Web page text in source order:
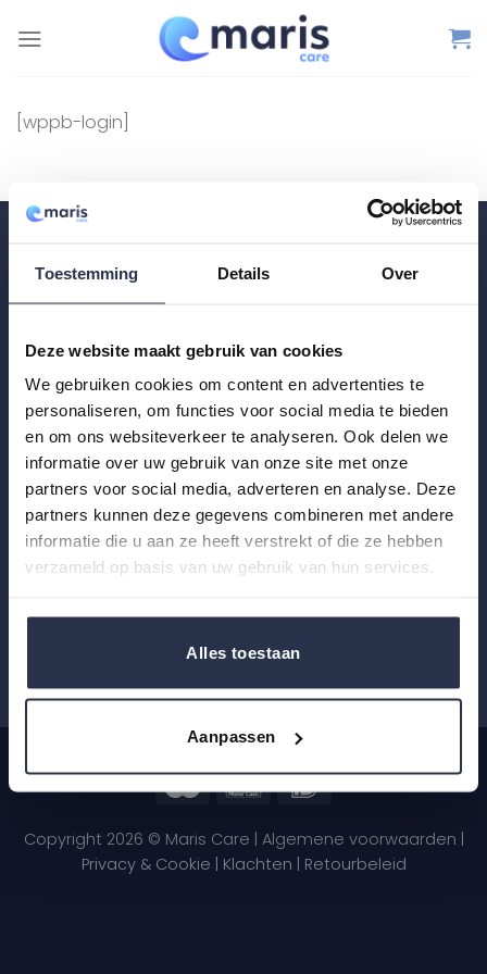
Toestemming Details Over
Deze website maakt gebruik van cookies
We gebruiken cookies om content en advertenties te
personaliseren, om functies voor social media te bieden
en om ons websiteverkeer te analyseren. Ook delen we
informatie over uw gebruik van onze site met onze
partners voor social media, adverteren en analyse. Deze
partners kunnen deze gegevens combineren met andere
informatie die u aan ze heeft verstrekt of die ze hebben
verzameld op basis van uw gebruik van hun services.
Alles toestaan
Aanpassen
naar
[wppb-login]
Zonnebaan 30
Nederland
Maandag tot vrijdag: 09:00 – 18:00
Zaterdag & zondag: alleen via mail
info@maris-care.nl
+31 (0)85 060 19 47
KVK: 82324255
Copyright 2026 © Maris Care | Algemene voorwaarden |
Privacy & Cookie | Klachten | Retourbeleid